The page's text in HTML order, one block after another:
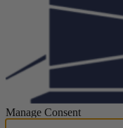
Manage Consent